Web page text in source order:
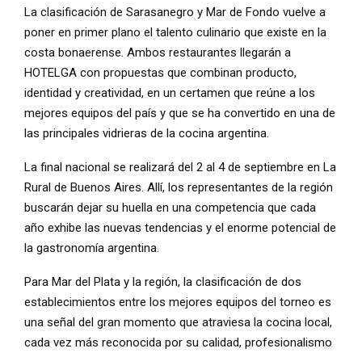
La clasificación de Sarasanegro y Mar de Fondo vuelve a
poner en primer plano el talento culinario que existe en la
costa bonaerense. Ambos restaurantes llegarán a
HOTELGA con propuestas que combinan producto,
identidad y creatividad, en un certamen que reúne a los
mejores equipos del país y que se ha convertido en una de
las principales vidrieras de la cocina argentina.
La final nacional se realizará del 2 al 4 de septiembre en La
Rural de Buenos Aires. Allí, los representantes de la región
buscarán dejar su huella en una competencia que cada
año exhibe las nuevas tendencias y el enorme potencial de
la gastronomía argentina.
Para Mar del Plata y la región, la clasificación de dos
establecimientos entre los mejores equipos del torneo es
una señal del gran momento que atraviesa la cocina local,
cada vez más reconocida por su calidad, profesionalismo